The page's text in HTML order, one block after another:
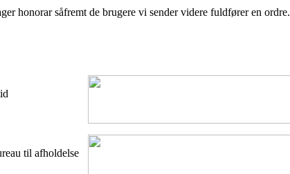
honorar såfremt de brugere vi sender videre fuldfører en ordre.
til afholdelse